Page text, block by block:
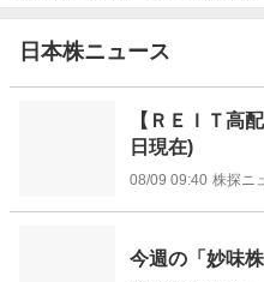
日本株ニュース
【ＲＥＩＴ高
日現在)
08/09 09:40 株探ニ
今週の「妙味